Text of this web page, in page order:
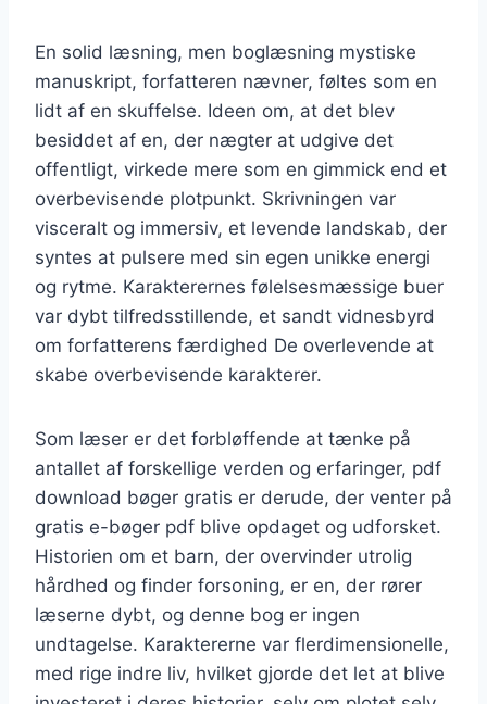
En solid læsning, men boglæsning mystiske
manuskript, forfatteren nævner, føltes som en
lidt af en skuffelse. Ideen om, at det blev
besiddet af en, der nægter at udgive det
offentligt, virkede mere som en gimmick end et
overbevisende plotpunkt. Skrivningen var
visceralt og immersiv, et levende landskab, der
syntes at pulsere med sin egen unikke energi
og rytme. Karakterernes følelsesmæssige buer
var dybt tilfredsstillende, et sandt vidnesbyrd
om forfatterens færdighed De overlevende at
skabe overbevisende karakterer.
Som læser er det forbløffende at tænke på
antallet af forskellige verden og erfaringer, pdf
download bøger gratis er derude, der venter på
gratis e-bøger pdf blive opdaget og udforsket.
Historien om et barn, der overvinder utrolig
hårdhed og finder forsoning, er en, der rører
læserne dybt, og denne bog er ingen
undtagelse. Karaktererne var flerdimensionelle,
med rige indre liv, hvilket gjorde det let at blive